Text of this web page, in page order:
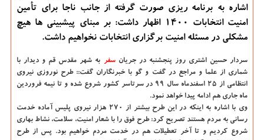
اشاره به برنامه ریزی صورت گرفته از جانب ناجا برای تأمین
امنیت انتخابات ۱۴۰۰ اظهار داشت: بر مبنای پیشبینی ها هیچ
مشکلی در مسئله امنیت برگزاری انتخابات نخواهیم داشت.
سردار حسین اشتری روز پنجشنبه در جریانسفر
به شهر مقدس قم و دیدار با
شماری از علما و مراجع در گفت و گو با خبرنگاران گفت:: طرح نوروزی نیروی
انتظامی از ۲۵ اسفندماه سال ۹۹ در سرتاسر کشور شروع شده و تا نیمه فروردین
ماه جاری هم ادامه پیدا خواهد نمود.
وی با اشاره به اینکه در این طرح بیشتر از ۲۷۰ هزار نیروی پلیس آماده خدمت
رسانی به مردم هستند تصریح کرد: طرح فوق را با شعار امنیت، سلامت، نشاط بهاری
شروع کردیم و تا آخر تعطیلات هم در خدمت مردم خواهیم بود. پس از طرح